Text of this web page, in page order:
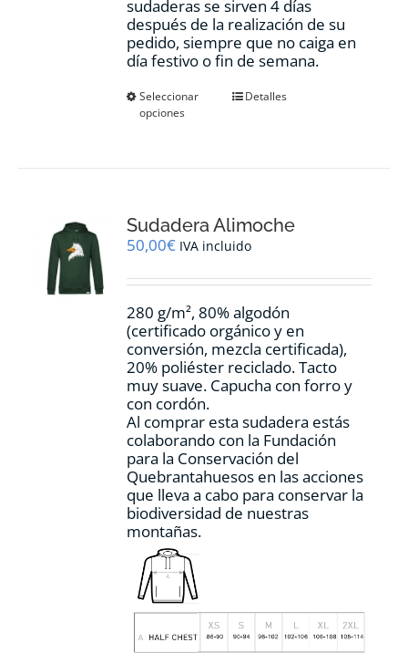
sudaderas se sirven 4 días
después de la realización de su
pedido, siempre que no caiga en
día festivo o fin de semana.
Seleccionar
opciones
Este
se
pueden
en
página
de
producto
Detalles
Sudadera Alimoche
50,00€ IVA incluido
280 g/m², 80% algodón
(certificado orgánico y en
conversión, mezcla certificada),
20% poliéster reciclado. Tacto
muy suave. Capucha con forro y
con cordón.
Al comprar esta sudadera estás
colaborando con la Fundación
para la Conservación del
Quebrantahuesos en las acciones
que lleva a cabo para conservar la
biodiversidad de nuestras
montañas.